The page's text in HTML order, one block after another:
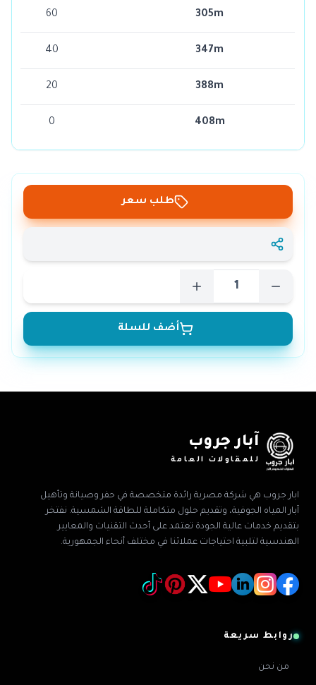
305m
60
347m
40
388m
20
408m
0
طلب سعر
أضف للسلة
آبار جروب
للمقاولات العامة
ابار جروب هي شركة مصرية رائدة متخصصة في حفر وصيانة وتأهيل
آبار المياه الجوفية، وتقديم حلول متكاملة للطاقة الشمسية. نفتخر
بتقديم خدمات عالية الجودة تعتمد على أحدث التقنيات والمعايير
الهندسية لتلبية احتياجات عملائنا في مختلف أنحاء الجمهورية.
روابط سريعة
من نحن